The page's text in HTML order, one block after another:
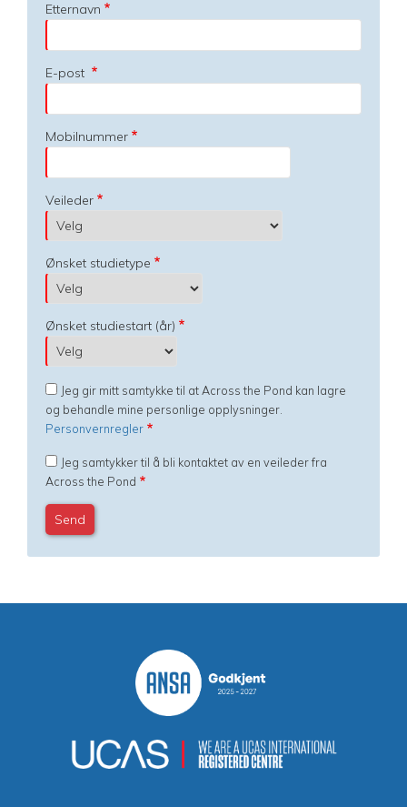
Etternavn
E-post
Mobilnummer
Veileder
Ønsket studietype
Ønsket studiestart (år)
Jeg gir mitt samtykke til at Across the Pond kan lagre
og behandle mine personlige opplysninger.
Personvernregler
Jeg samtykker til å bli kontaktet av en veileder fra
Across the Pond